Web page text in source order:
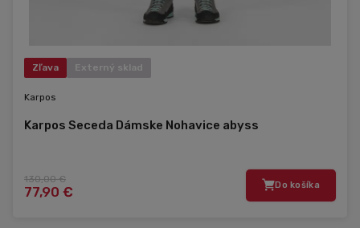
Zľava Externý sklad
Karpos
Karpos Seceda Dámske Nohavice abyss
130,00 €
77,90 € Do košíka